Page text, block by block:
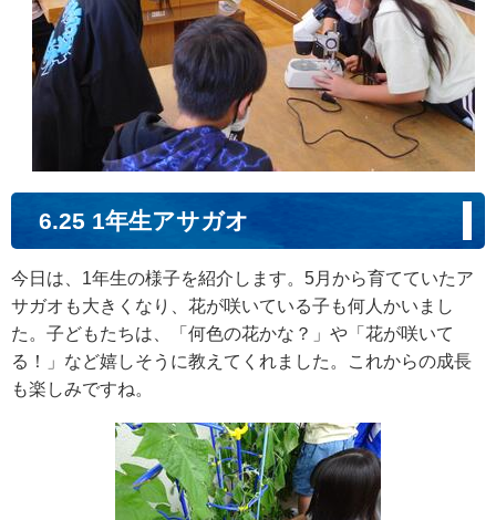
6.25 1年生アサガオ
今日は、1年生の様子を紹介します。5月から育てていたア
サガオも大きくなり、花が咲いている子も何人かいまし
た。子どもたちは、「何色の花かな？」や「花が咲いて
る！」など嬉しそうに教えてくれました。これからの成長
も楽しみですね。